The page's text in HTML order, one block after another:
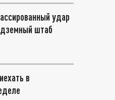
удар
штаб
в